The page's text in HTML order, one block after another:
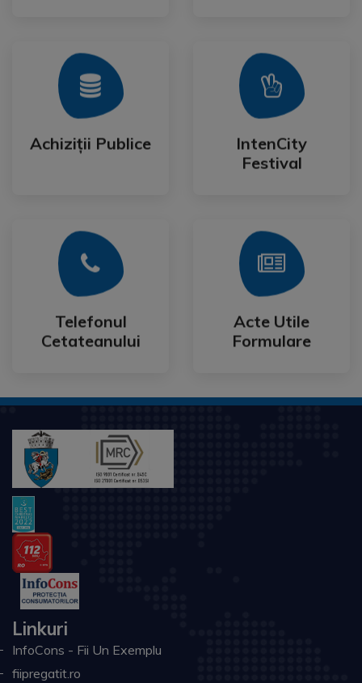
Achiziții Publice
Achiziții Publice
Mai Mult
IntenCity
Festival
IntenCity
Festival
Mai Mult
Telefonul
Cetateanului
Telefonul
Cetateanului
Mai Mult
Acte Utile
Formulare
Acte Utile
Formulare
Mai Mult
Linkuri
InfoCons - Fii Un Exemplu
fiipregatit.ro